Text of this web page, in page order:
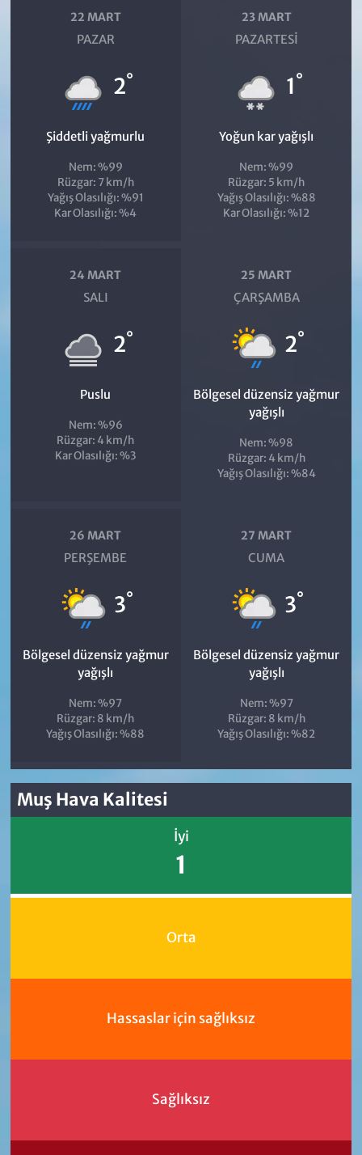
22 MART
PAZAR
2°
Şiddetli yağmurlu
Nem: %99
Rüzgar: 7 km/h
Yağış Olasılığı: %91
Kar Olasılığı: %4
23 MART
PAZARTESI
1°
Yoğun kar yağışlı
Nem: %99
Rüzgar: 5 km/h
Yağış Olasılığı: %88
Kar Olasılığı: %12
24 MART
SALI
2°
Puslu
Nem: %96
Rüzgar: 4 km/h
Kar Olasılığı: %3
25 MART
ÇARŞAMBA
2°
Bölgesel düzensiz yağmur
yağışlı
Nem: %98
Rüzgar: 4 km/h
Yağış Olasılığı: %84
26 MART
PERŞEMBE
3°
Bölgesel düzensiz yağmur
yağışlı
Nem: %97
Rüzgar: 8 km/h
Yağış Olasılığı: %88
27 MART
CUMA
3°
Bölgesel düzensiz yağmur
yağışlı
Nem: %97
Rüzgar: 8 km/h
Yağış Olasılığı: %82
Muş Hava Kalitesi
İyi
1
Orta
Hassaslar için sağlıksız
Sağlıksız